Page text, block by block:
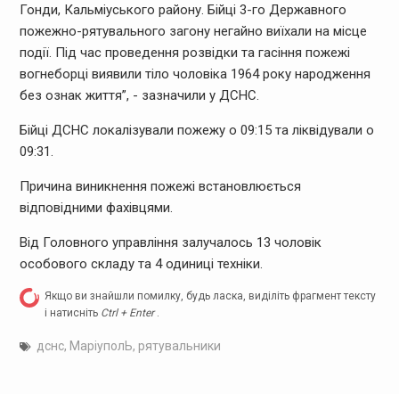
Гонди, Кальміуського району. Бійці 3-го Державного
пожежно-рятувального загону негайно виїхали на місце
події. Під час проведення розвідки та гасіння пожежі
вогнеборці виявили тіло чоловіка 1964 року народження
без ознак життя”, - зазначили у ДСНС.
Бійці ДСНС локалізували пожежу о 09:15 та ліквідували о
09:31.
Причина виникнення пожежі встановлюється
відповідними фахівцями.
Від Головного управління залучалось 13 чоловік
особового складу та 4 одиниці техніки.
Якщо ви знайшли помилку, будь ласка, виділіть фрагмент тексту
і натисніть Ctrl + Enter.
дснс, МаріуполЬ, рятувальники